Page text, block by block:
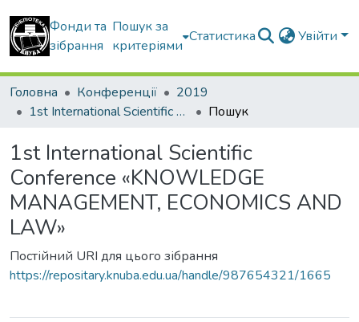
Фонди та
зібрання
Пошук за
критеріями
Статистика Увійти
Головна Конференції
2019
1st International Scientific Conference «KNOWLEDGE MANAGEMENT, ECONOMICS AND LAW»
Пошук
1st International Scientific
Conference «KNOWLEDGE
MANAGEMENT, ECONOMICS AND
LAW»
Постійний URI для цього зібрання
https://repositary.knuba.edu.ua/handle/987654321/1665